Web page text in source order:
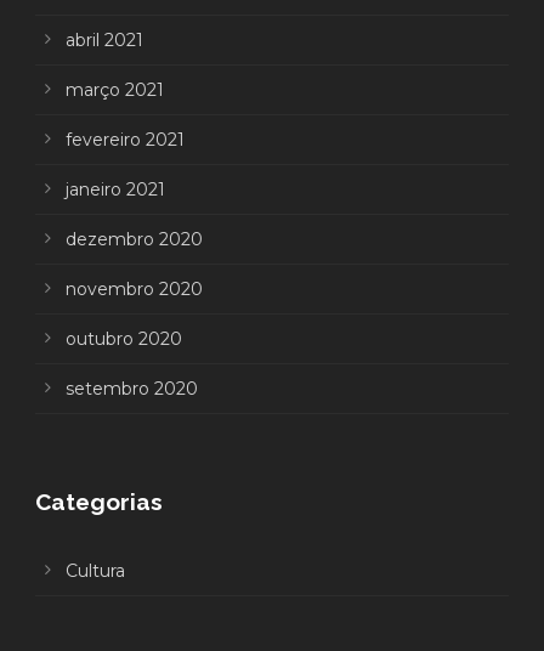
abril 2021
março 2021
fevereiro 2021
janeiro 2021
dezembro 2020
novembro 2020
outubro 2020
setembro 2020
Categorias
Cultura